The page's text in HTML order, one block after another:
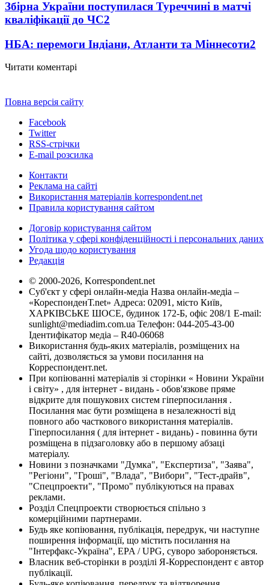
Збірна України поступилася Туреччині в матчі
кваліфікації до ЧС2
НБА: перемоги Індіани, Атланти та Міннесоти2
Читати коментарі
Повна версія сайту
Facebook
Twitter
RSS-стрічки
E-mail розсилка
Контакти
Реклама на сайті
Використання матеріалів korrespondent.net
Правила користування сайтом
Договір користування сайтом
Політика у сфері конфіденційності і персональних даних
Угода щодо користування
Редакція
© 2000-2026, Korrespondent.net
Суб'єкт у сфері онлайн-медіа Назва онлайн-медіа –
«КореспонденТ.net» Адреса: 02091, місто Київ,
ХАРКІВСЬКЕ ШОСЕ, будинок 172-Б, офіс 208/1 E-mail:
sunlight@mediadim.com.ua Телефон: 044-205-43-00
Ідентифікатор медіа – R40-06068
Використання будь-яких матеріалів, розміщених на
сайті, дозволяється за умови посилання на
Корреспондент.net.
При копіюванні матеріалів зі сторінки « Новини України
і світу» , для інтернет - видань - обов'язкове пряме
відкрите для пошукових систем гіперпосилання .
Посилання має бути розміщена в незалежності від
повного або часткового використання матеріалів.
Гіперпосилання ( для інтернет - видань) - повинна бути
розміщена в підзаголовку або в першому абзаці
матеріалу.
Новини з позначками "Думка", "Експертиза", "Заява",
"Регіони", "Гроші", "Влада", "Вибори", "Тест-драйв",
"Спецпроекти", "Промо" публікуються на правах
реклами.
Розділ Спецпроекти створюється спільно з
комерційними партнерами.
Будь яке копіювання, публікація, передрук, чи наступне
поширення інформації, що містить посилання на
"Інтерфакс-Україна", EPA / UPG, суворо забороняється.
Власник веб-сторінки в розділі Я-Корреспондент є автор
публікації.